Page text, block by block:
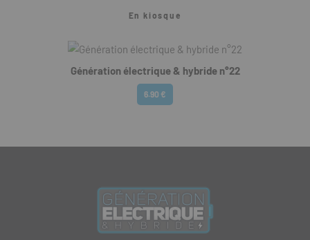
En kiosque
Génération électrique & hybride n°22
6.90 €